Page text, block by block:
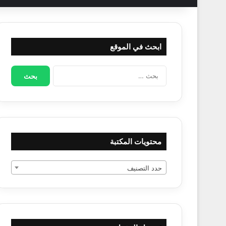
ابحث في الموقع
البحث
محتويات المكتبة
حدد التصنيف